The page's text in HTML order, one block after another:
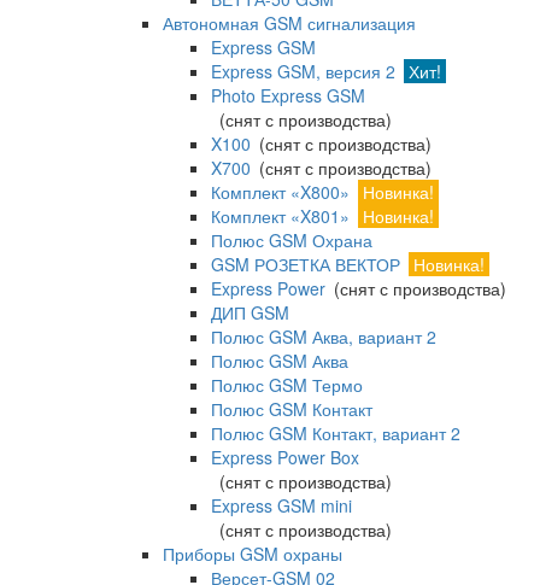
Автономная GSM сигнализация
Express GSM
Express GSM, версия 2 Хит!
Photo Express GSM
(снят с производства)
X100 (снят с производства)
X700 (снят с производства)
Комплект «X800»
Новинка!
Комплект «X801»
Новинка!
Полюс GSM Охрана
GSM РОЗЕТКА ВЕКТОР Новинка!
Express Power (снят с производства)
ДИП GSM
Полюс GSM Аква, вариант 2
Полюс GSM Аква
Полюс GSM Термо
Полюс GSM Контакт
Полюс GSM Контакт, вариант 2
Express Power Box
(снят с производства)
Express GSM mini
(снят с производства)
Приборы GSM охраны
Версет-GSM 02